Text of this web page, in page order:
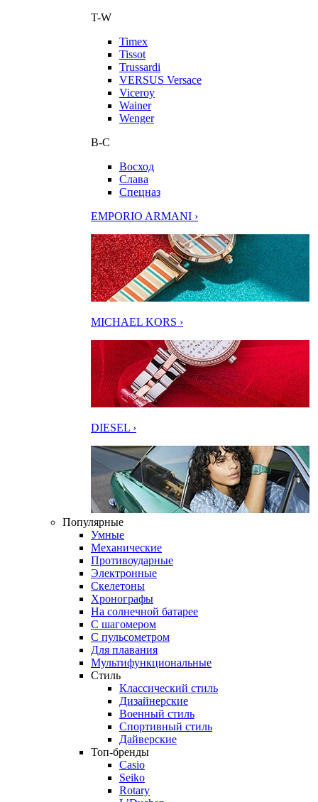
T-W
Timex
Tissot
Trussardi
VERSUS Versace
Viceroy
Wainer
Wenger
В-С
Восход
Слава
Спецназ
EMPORIO ARMANI ›
MICHAEL KORS ›
DIESEL ›
Популярные
Умные
Механические
Противоударные
Электронные
Скелетоны
Хронографы
На солнечной батарее
С шагомером
С пульсометром
Для плавания
Мультифункциональные
Стиль
Классический стиль
Дизайнерские
Военный стиль
Спортивный стиль
Дайверские
Топ-бренды
Casio
Seiko
Rotary